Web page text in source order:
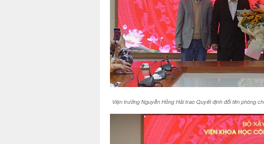
Viện trưởng Nguyễn Hồng Hải trao Quyết định đổi tên phòng